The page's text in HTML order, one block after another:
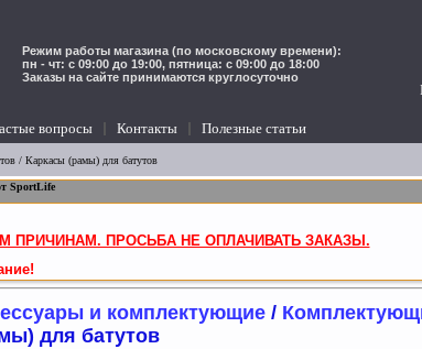
Режим работы магазина (по московскому времени):
пн - чт: с 09:00 до 19:00, пятница: с 09:00 до 18:00
Заказы на сайте принимаются круглосуточно
вопросы Контакты Полезные статьи
/ Каркасы (рамы) для батутов
SportLife
ПРИЧИНАМ. ПРОСЬБА НЕ ОПЛАЧИВАТЬ ЗАКАЗЫ.
и комплектующие/
для батутов